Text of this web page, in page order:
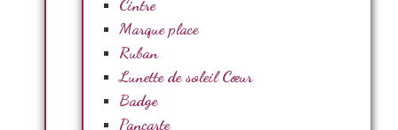
Cintre
Marque place
Ruban
Lunette de soleil Cœur
Badge
Pancarte